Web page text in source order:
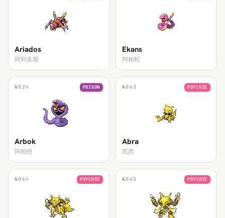
Ariados
阿利多斯
Ekans
阿柏蛇
№024 POISON
Arbok
阿柏怪
№063 PSYCHIC
Abra
凯西
№064 PSYCHIC №065 PSYCHIC